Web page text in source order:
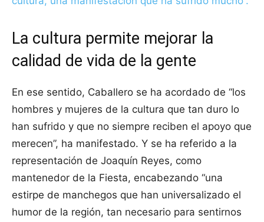
La cultura permite mejorar la
calidad de vida de la gente
En ese sentido, Caballero se ha acordado de “los
hombres y mujeres de la cultura que tan duro lo
han sufrido y que no siempre reciben el apoyo que
merecen”, ha manifestado. Y se ha referido a la
representación de Joaquín Reyes, como
mantenedor de la Fiesta, encabezando “una
estirpe de manchegos que han universalizado el
humor de la región, tan necesario para sentirnos